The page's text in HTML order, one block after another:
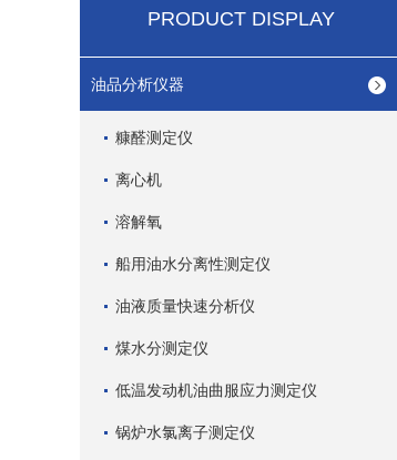
PRODUCT DISPLAY
油品分析仪器
糠醛测定仪
离心机
溶解氧
船用油水分离性测定仪
油液质量快速分析仪
煤水分测定仪
低温发动机油曲服应力测定仪
锅炉水氯离子测定仪